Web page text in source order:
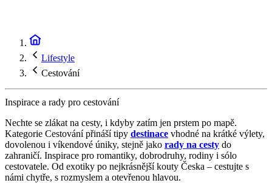
Lifestyle
Cestování
Inspirace a rady pro cestování
Nechte se zlákat na cesty, i kdyby zatím jen prstem po mapě.
Kategorie Cestování přináší tipy destinace vhodné na krátké výlety,
dovolenou i víkendové úniky, stejně jako rady na cesty do
zahraničí. Inspirace pro romantiky, dobrodruhy, rodiny i sólo
cestovatele. Od exotiky po nejkrásnější kouty Česka – cestujte s
námi chytře, s rozmyslem a otevřenou hlavou.